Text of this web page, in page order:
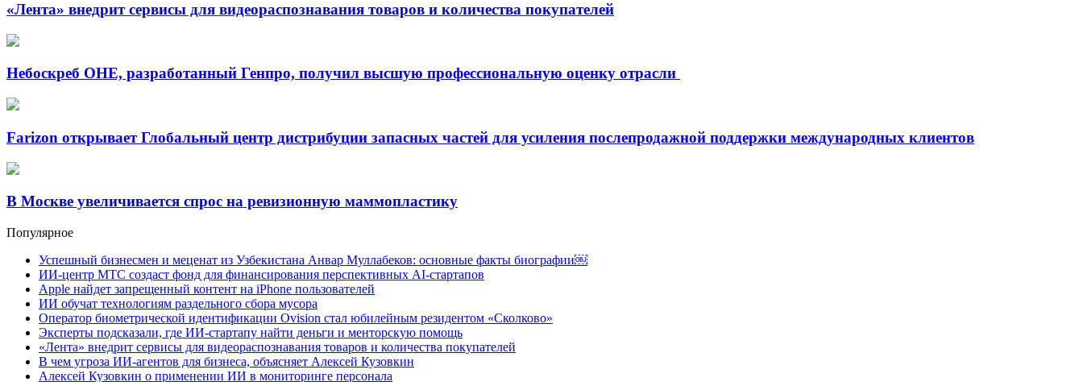
«Лента» внедрит сервисы для видеораспознавания товаров и количества покупателей
Небоскреб ОНЕ, разработанный Генпро, получил высшую профессиональную оценку отрасли
Farizon открывает Глобальный центр дистрибуции запасных частей для усиления послепродажной поддержки международных клиентов
В Москве увеличивается спрос на ревизионную маммопластику
Популярное
Успешный бизнесмен и меценат из Узбекистана Анвар Муллабеков: основные факты биографии￼
ИИ-центр МТС создаст фонд для финансирования перспективных AI-стартапов
Apple найдет запрещенный контент на iPhone пользователей
ИИ обучат технологиям раздельного сбора мусора
Оператор биометрической идентификации Ovision стал юбилейным резидентом «Сколково»
Эксперты подсказали, где ИИ-стартапу найти деньги и менторскую помощь
«Лента» внедрит сервисы для видеораспознавания товаров и количества покупателей
В чем угроза ИИ-агентов для бизнеса, объясняет Алексей Кузовкин
Алексей Кузовкин о применении ИИ в мониторинге персонала